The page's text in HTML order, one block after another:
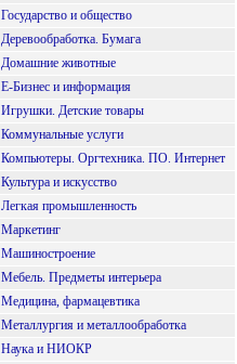
Государство и общество
Деревообработка. Бумага
Домашние животные
Е-Бизнес и информация
Игрушки. Детские товары
Коммунальные услуги
Компьютеры. Оргтехника. ПО. Интернет
Культура и искусство
Легкая промышленность
Маркетинг
Машиностроение
Мебель. Предметы интерьера
Медицина, фармацевтика
Металлургия и металлообработка
Наука и НИОКР